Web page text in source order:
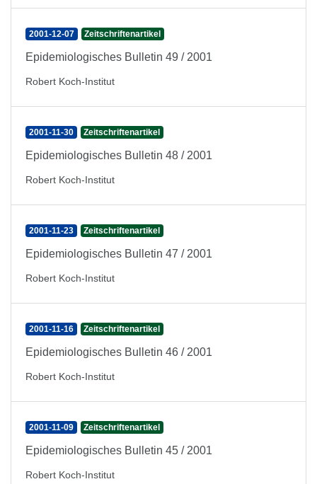
2001-12-07 Zeitschriftenartikel
Epidemiologisches Bulletin 49 / 2001
Robert Koch-Institut
2001-11-30 Zeitschriftenartikel
Epidemiologisches Bulletin 48 / 2001
Robert Koch-Institut
2001-11-23 Zeitschriftenartikel
Epidemiologisches Bulletin 47 / 2001
Robert Koch-Institut
2001-11-16 Zeitschriftenartikel
Epidemiologisches Bulletin 46 / 2001
Robert Koch-Institut
2001-11-09 Zeitschriftenartikel
Epidemiologisches Bulletin 45 / 2001
Robert Koch-Institut